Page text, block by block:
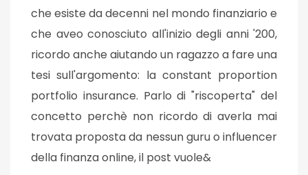
che esiste da decenni nel mondo finanziario e
che aveo conosciuto all'inizio degli anni '200,
ricordo anche aiutando un ragazzo a fare una
tesi sull'argomento: la constant proportion
portfolio insurance. Parlo di "riscoperta" del
concetto perchè non ricordo di averla mai
trovata proposta da nessun guru o influencer
della finanza online, il post vuole&